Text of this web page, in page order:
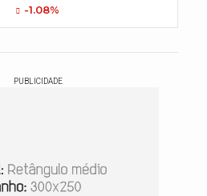
-1.08%
PUBLICIDADE